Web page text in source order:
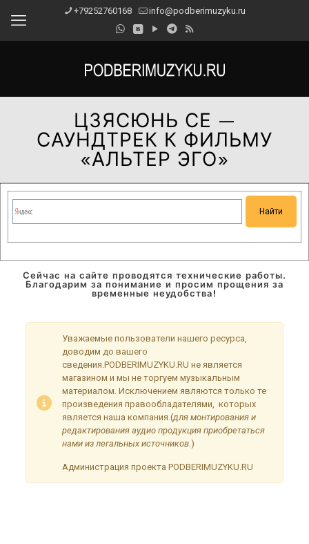
+79252760168 info@podberimuzyku.ru
ЦЗЯСЮНЬ СЕ —
САУНДТРЕК К ФИЛЬМУ
«АЛЬТЕР ЭГО»
Сейчас на сайте проводятся технические работы.
Благодарим за понимание и просим прощения за
временные неудобства!
Уважаемые пользователи нашего ресурса,
доводим до вашего
сведения.PODBERIMUZYKU.RU не является
магазином и мы не торгуем музыкальным
материалом. Исключением являются только те
произведения правообладателями, которых
является наша компания.(для монтирования и
редактирования аудио продукция приобретаться
нами из легальных источников.)
Администрация проекта PODBERIMUZYKU.RU